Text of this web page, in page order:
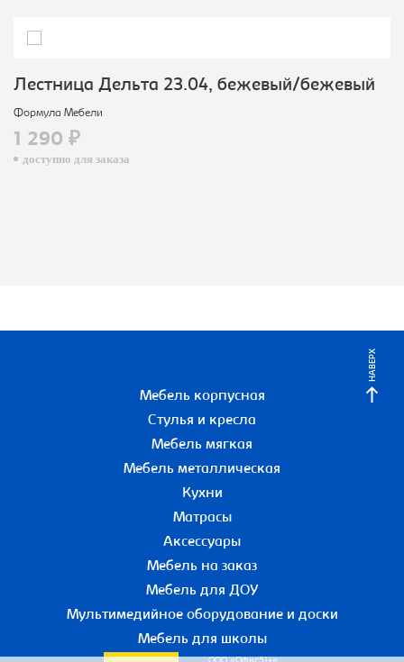
Лестница Дельта 23.04, бежевый/бежевый
Формула Мебели
1 290 ₽
доступно для заказа
НАВЕРХ
Мебель корпусная
Стулья и кресла
Мебель мягкая
Мебель металлическая
Кухни
Матрасы
Аксессуары
Мебель на заказ
Мебель для ДОУ
Мультимедийное оборудование и доски
Мебель для школы